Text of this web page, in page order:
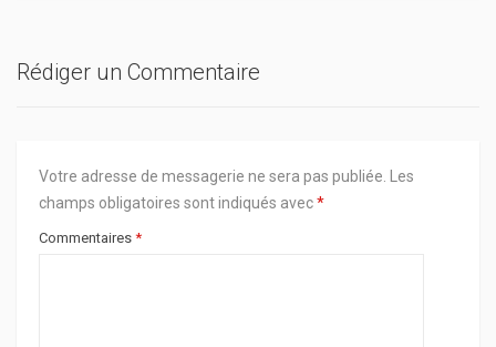
Rédiger un Commentaire
Votre adresse de messagerie ne sera pas publiée.
Les
champs obligatoires sont indiqués avec*
Commentaires *